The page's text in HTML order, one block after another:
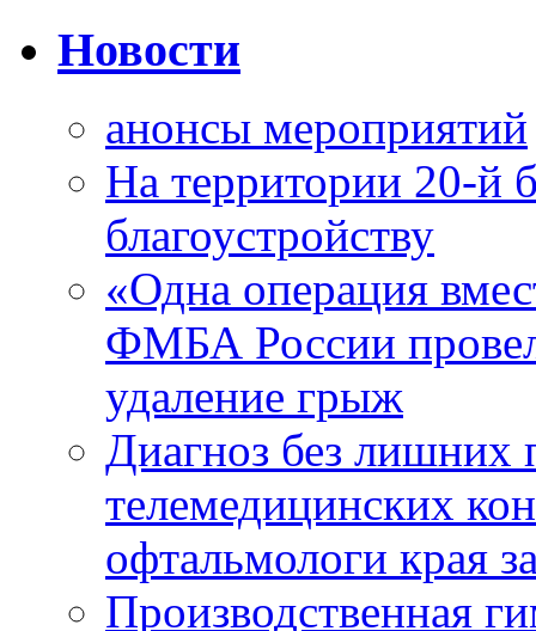
Новости
анонсы мероприятий
На территории 20-й
благоустройству
«Одна операция
ФМБА России
удаление грыж
Диагноз без лишних
телемедицинских
офтальмологи края
Производственная